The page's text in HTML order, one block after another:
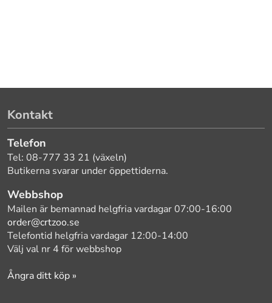
Kontakt
Telefon
Tel: 08-777 33 21 (växeln)
Butikerna svarar under öppettiderna.
Webbshop
Mailen är bemannad helgfria vardagar 07:00-16:00
order@crtzoo.se
Telefontid helgfria vardagar 12:00-14:00
Välj val nr 4 för webbshop
Ångra ditt köp »